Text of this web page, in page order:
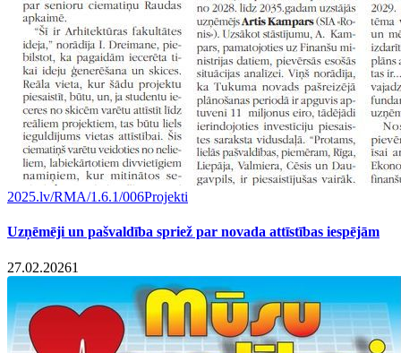
2025.lv/RMA/1.6.1/006Projekti
Uzņēmēji un pašvaldība spriež par novada attīstības iespējām
27.02.20261